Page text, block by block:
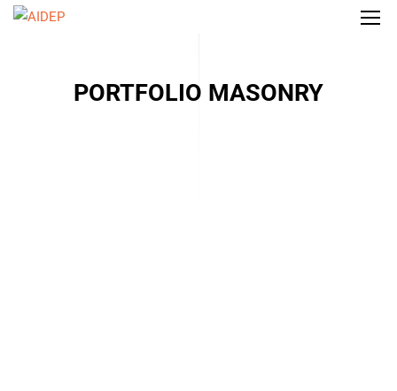
PORTFOLIO MASONRY